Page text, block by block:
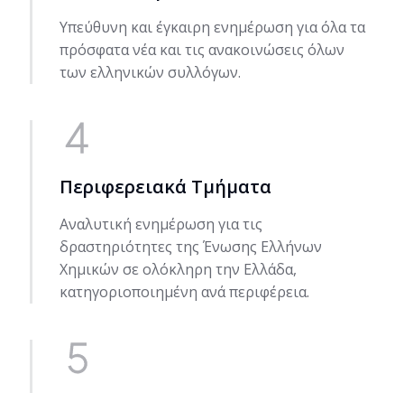
Υπεύθυνη και έγκαιρη ενημέρωση για όλα τα
πρόσφατα νέα και τις ανακοινώσεις όλων
των ελληνικών συλλόγων.
Περιφερειακά Τμήματα
Αναλυτική ενημέρωση για τις
δραστηριότητες της Ένωσης Ελλήνων
Χημικών σε ολόκληρη την Ελλάδα,
κατηγοριοποιημένη ανά περιφέρεια.